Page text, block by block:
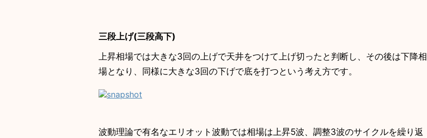
三段上げ(三段高下)
上昇相場では大きな3回の上げで天井をつけて上げ切ったと判断し、その後は下降相
場となり、同様に大きな3回の下げで底を打つという考え方です。
波動理論で有名なエリオット波動では相場は上昇5波、調整3波のサイクルを繰り返